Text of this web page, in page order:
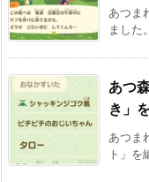
あつま
ました
あつ
き」
あつま
ト」を